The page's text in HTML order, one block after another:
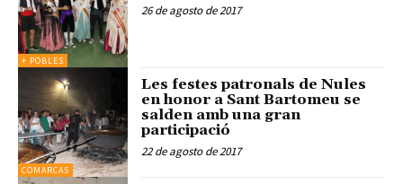
+ POBLES
26 de agosto de 2017
COMARCAS
Les festes patronals de Nules
en honor a Sant Bartomeu se
salden amb una gran
participació
22 de agosto de 2017